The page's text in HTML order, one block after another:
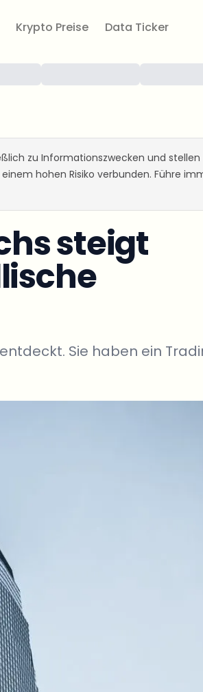
Krypto Preise Data Ticker
zu Informationszwecken und stellen
hohen Risiko verbunden. Führe
steigt
Sie haben ein